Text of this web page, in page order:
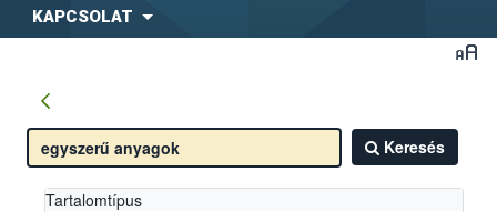
KAPCSOLAT
Keresés
Tartalomtípus